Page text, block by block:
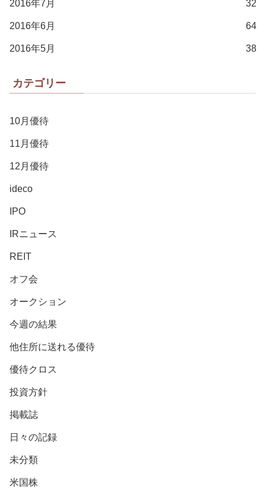
2016年7月 32
2016年6月 64
2016年5月 38
カテゴリー
10月優待
11月優待
12月優待
ideco
IPO
IRニュース
REIT
オフ会
オークション
今週の結果
他住所に送れる優待
優待クロス
投資方針
掲載誌
日々の記録
未分類
米国株